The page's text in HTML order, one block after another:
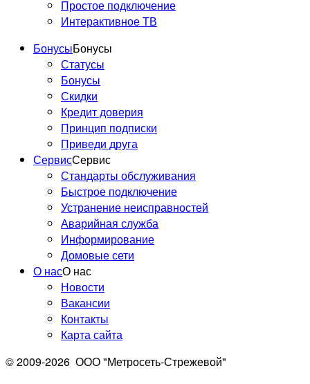
Простое подключение
Интерактивное ТВ
БонусыБонусы
Статусы
Бонусы
Скидки
Кредит доверия
Принцип подписки
Приведи друга
СервисСервис
Стандарты обслуживания
Быстрое подключение
Устранение неисправностей
Аварийная служба
Информирование
Домовые сети
О насО нас
Новости
Вакансии
Контакты
Карта сайта
© 2009-2026 ООО "Метросеть-Стрежевой"